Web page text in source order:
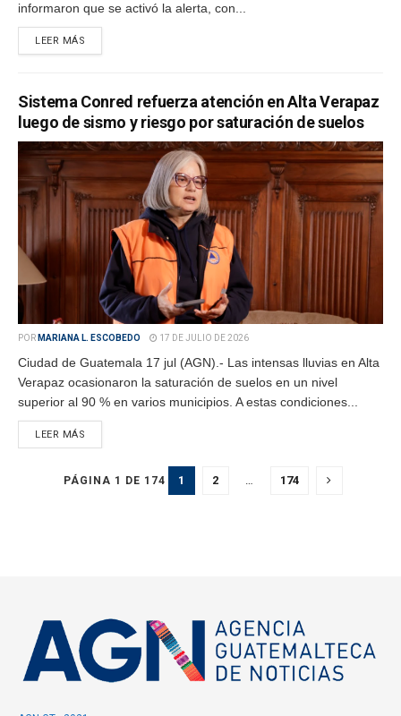
informaron que se activó la alerta, con...
LEER MÁS
Sistema Conred refuerza atención en Alta Verapaz
luego de sismo y riesgo por saturación de suelos
POR MARIANA L. ESCOBEDO 17 DE JULIO DE 2026
Ciudad de Guatemala 17 jul (AGN).- Las intensas lluvias en Alta
Verapaz ocasionaron la saturación de suelos en un nivel
superior al 90 % en varios municipios. A estas condiciones...
LEER MÁS
PÁGINA 1 DE 174 1 2 … 174